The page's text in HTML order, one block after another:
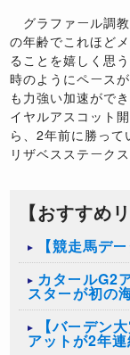
グラファール調
の年齢でこれほど
ることを嬉しく思
時のようにペース
も力強い加速がで
イヤルアスコット
ら、2年前に勝って
リザベスステーク
【おすすめ
【競走馬デ
カタールG2
スターが初の
【バーデン
アットが2年